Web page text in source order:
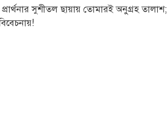
সুশীতল ছায়ায় তোমারই অনুগ্রহ তালাশ;